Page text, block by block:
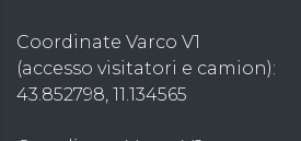
Coordinate Varco V1
(accesso visitatori e camion):
43.852798, 11.134565